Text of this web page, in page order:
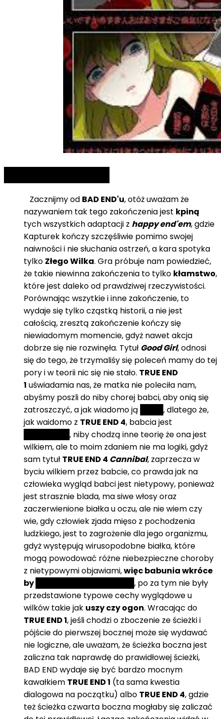
Zacznijmy od BAD END'u, otóż uważam że
nazywaniem tak tego zakończenia jest kpiną
tych wszystkich adaptacji z happy end'em, gdzie
Kapturek kończy szczęśliwie pomimo swojej
naiwności i nie słuchania ostrzeń, a kara spotyka
tylko Złego Wilka. Gra próbuje nam powiedzieć,
że takie niewinna zakończenia to tylko kłamstwo,
które jest daleko od prawdziwej rzeczywistości.
Porównając wszytkie i inne zakończenie, to
wydaje się tylko cząstką historii, a nie jest
całością, zresztą zakończenie kończy się
niewiadomym momencie, gdyż nawet akcja
dobrze się nie rozwinęła. Tytuł Good Girl, odnosi
się do tego, że trzymaliśy się poleceń mamy do tej
pory i w teorii nic się nie stało. TRUE END
1 uświadamia nas, że matka nie poleciła nam,
abyśmy poszli do niby chorej babci, aby onią się
zatroszczyć, a jak wiadomo ją
, dlatego że,
jak waidomo z TRUE END 4, babcia jest
, niby chodzą inne teorię że ona jest
wilkiem, ale to moim zdaniem nie ma logiki, gdyż
sam tytuł TRUE END 4 Cannibal, zaprzecza w
byciu wilkiem przez babcie, co prawda jak na
człowieka wygląd babci jest nietypowy, ponieważ
jest strasznie blada, ma siwe włosy oraz
zaczerwienione białka u oczu, ale nie wiem czy
wie, gdy człowiek zjada mięso z pochodzenia
ludzkiego, jest to zagrożenie dla jego organizmu,
gdyż występują wirusopodobne białka, które
mogą powodować różne niebezpieczne choroby
z nietypowymi objawiami,więc babunia wkróce
by
, po za tym nie były
przedstawione typowe cechy wyglądowe u
wilków takie jak uszy czy ogon. Wracając do
TRUE END 1, jeśli chodzi o zboczenie ze ścieżki i
pójście do pierwszej bocznej może się wydawać
nie logiczne, ale uważam, że ścieżka boczna jest
zaliczna tak naprawdę do prawidłowej ścieżki,
BAD END wydaje się być bardzo mocnym
kawałkiem TRUE END 1 (ta sama kwestia
dialogowa na początku) albo TRUE END 4, gdzie
też ścieżka czwarta boczna mogłaby się zaliczać